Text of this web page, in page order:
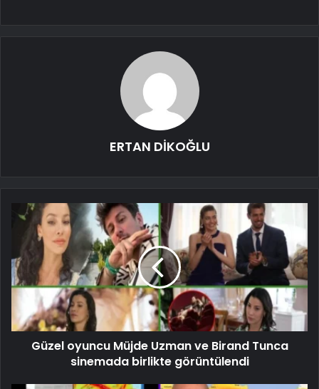
ERTAN DİKOĞLU
Güzel oyuncu Müjde Uzman ve Birand Tunca
sinemada birlikte görüntülendi